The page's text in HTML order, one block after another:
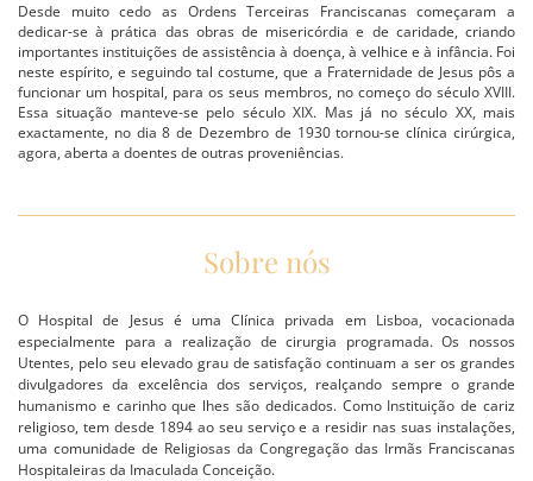
Desde muito cedo as Ordens Terceiras Franciscanas começaram a
dedicar-se à prática das obras de misericórdia e de caridade, criando
importantes instituições de assistência à doença, à velhice e à infância. Foi
neste espírito, e seguindo tal costume, que a Fraternidade de Jesus pôs a
funcionar um hospital, para os seus membros, no começo do século XVIII.
Essa situação manteve-se pelo século XIX. Mas já no século XX, mais
exactamente, no dia 8 de Dezembro de 1930 tornou-se clínica cirúrgica,
agora, aberta a doentes de outras proveniências.
Sobre nós
O Hospital de Jesus é uma Clínica privada em Lisboa, vocacionada
especialmente para a realização de cirurgia programada. Os nossos
Utentes, pelo seu elevado grau de satisfação continuam a ser os grandes
divulgadores da excelência dos serviços, realçando sempre o grande
humanismo e carinho que lhes são dedicados. Como Instituição de cariz
religioso, tem desde 1894 ao seu serviço e a residir nas suas instalações,
uma comunidade de Religiosas da Congregação das Irmãs Franciscanas
Hospitaleiras da Imaculada Conceição.